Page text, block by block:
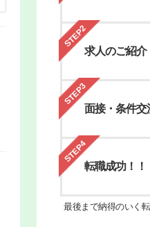
STEP2
求人のご紹介
STEP3
面接・条件交
STEP4
転職成功！！
最後まで納得のいく